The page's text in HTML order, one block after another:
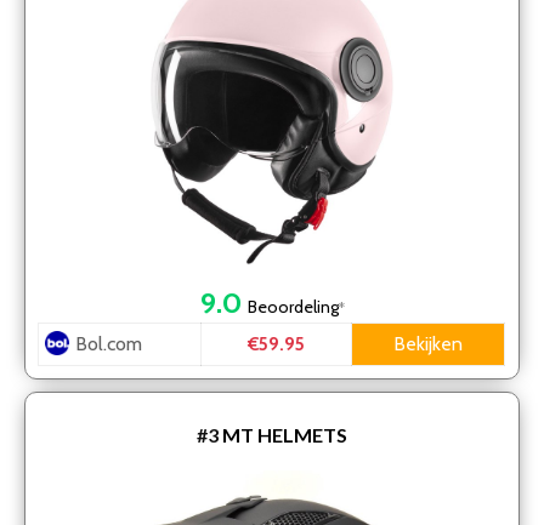
9.0 Beoordeling*
Bol.com €59.95 Bekijken
#3 MT HELMETS